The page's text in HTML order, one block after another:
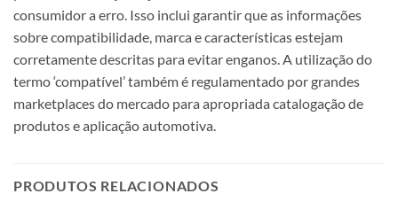
consumidor a erro. Isso inclui garantir que as informações
sobre compatibilidade, marca e características estejam
corretamente descritas para evitar enganos. A utilização do
termo ‘compatível’ também é regulamentado por grandes
marketplaces do mercado para apropriada catalogação de
produtos e aplicação automotiva.
PRODUTOS RELACIONADOS